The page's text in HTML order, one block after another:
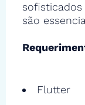
são
Flutter